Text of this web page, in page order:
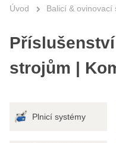
Úvod Balicí & ovinovací
strojům |
Plnicí systémy